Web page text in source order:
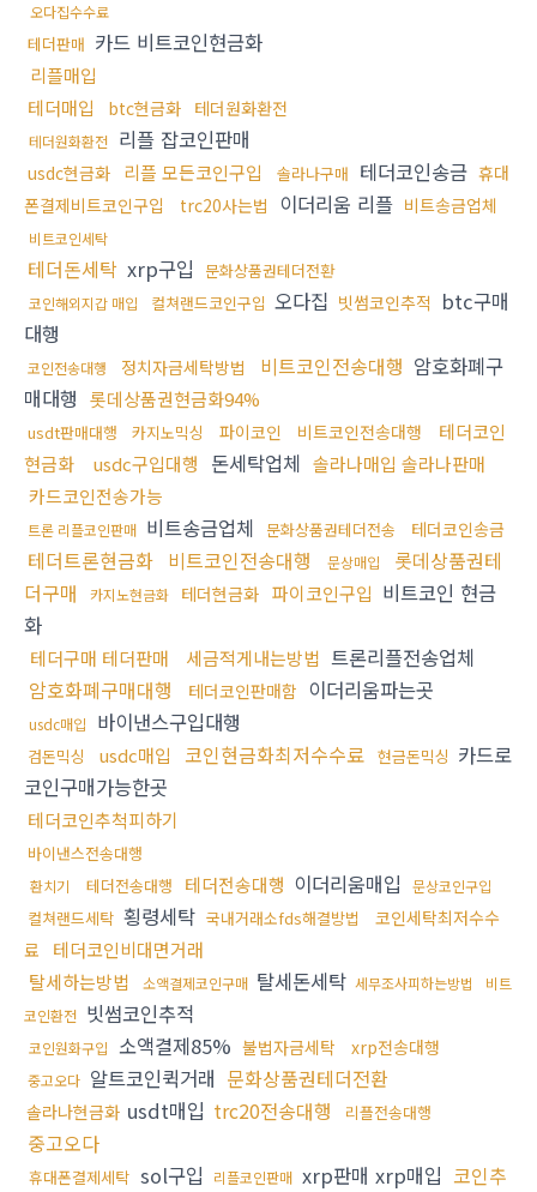
오다집수수료
테더판매 카드 비트코인현금화
리플매입
테더매입
btc현금화 테더원화환전
테더원화환전 리플 잡코인판매
usdc현금화 리플 모든코인구입 솔라나구매 테더코인송금 휴대
폰결제비트코인구입
trc20사는법 이더리움 리플 비트송금업체
비트코인세탁
테더돈세탁 xrp구입 문화상품권테더전환
코인해외지갑 매입 컬쳐랜드코인구입 오다집 빗썸코인추적 btc구매
대행
코인전송대행 정치자금세탁방법 비트코인전송대행 암호화폐구
매대행 롯데상품권현금화94%
usdt판매대행 카지노믹싱 파이코인 비트코인전송대행
테더코인
현금화
usdc구입대행 돈세탁업체 솔라나매입 솔라나판매
카드코인전송가능
트론 리플코인판매 비트송금업체 문화상품권테더전송 테더코인송금
테더트론현금화 비트코인전송대행 문상매입
롯데상품권테
더구매
카지노현금화 테더현금화 파이코인구입 비트코인 현금
화
테더구매 테더판매 세금적게내는방법 트론리플전송업체
암호화폐구매대행
테더코인판매함 이더리움파는곳
usdc매입 바이낸스구입대행
검돈믹싱 usdc매입 코인현금화최저수수료 현금돈믹싱 카드로
코인구매가능한곳
테더코인추척피하기
바이낸스전송대행
환치기 테더전송대행 테더전송대행 이더리움매입 문상코인구입
컬쳐랜드세탁 횡령세탁 국내거래소fds해결방법
코인세탁최저수수
료
테더코인비대면거래
탈세하는방법
소액결제코인구매 탈세돈세탁 세무조사피하는방법
비트
코인환전 빗썸코인추적
코인원화구입 소액결제85% 불법자금세탁 xrp전송대행
중고오다 알트코인퀵거래 문화상품권테더전환
솔라나현금화 usdt매입 trc20전송대행 리플전송대행
중고오다
휴대폰결제세탁 sol구입 리플코인판매 xrp판매 xrp매입 코인추